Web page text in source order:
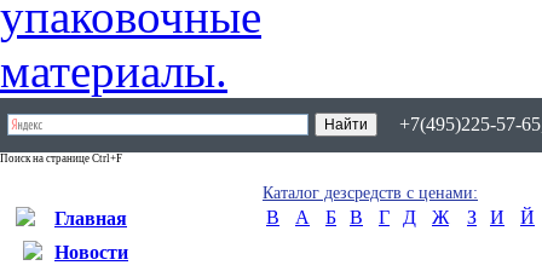
+7(495)225-57-
Поиск на странице Ctrl+F
Главная
Новости
Каталог дезсредств с ценами:
B А Б В Г Д Ж З И Й